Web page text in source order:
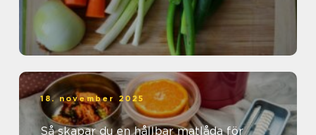
18. november 2025
Så skapar du en hållbar matlåda för